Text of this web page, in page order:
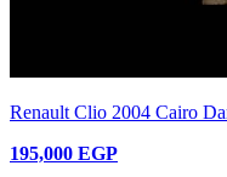
Renault Clio 2004 Cairo
195,000 EGP